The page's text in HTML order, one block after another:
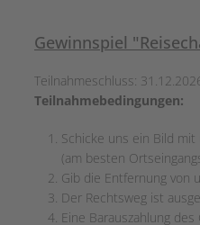
Gewinnspiel
Teilnahmeschluss:
Teilnahmebedingungen:
Schicke uns ein Bild
(am besten
Gib die Entfernung von
Der Rechtsweg ist
Eine Barauszahlung